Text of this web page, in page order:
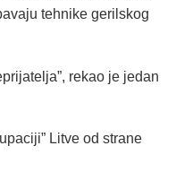
tehnike gerilskog
rekao je jedan
Litve od strane